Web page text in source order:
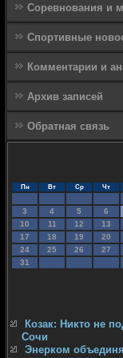
Соревнования и
Спортивные
Комментарии и
Архив записей
Обратная связь
Пн Вт Ср Чт
3
4 5 6
10
11 12 13
17
18 19 20
24
25 26 27
31
Козак: Никто не
Сочи
Энерком